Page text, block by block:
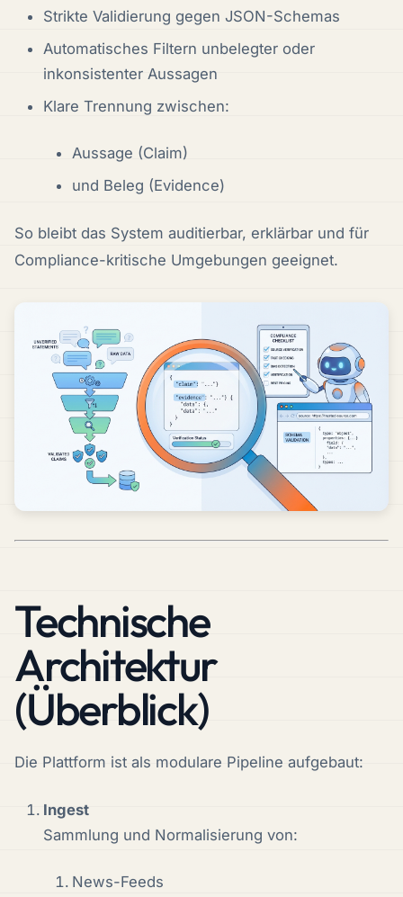
Strikte Validierung gegen JSON-Schemas
Automatisches Filtern unbelegter oder
inkonsistenter Aussagen
Klare Trennung zwischen:
Aussage (Claim)
und Beleg (Evidence)
So bleibt das System auditierbar, erklärbar und für
Compliance-kritische Umgebungen geeignet.
Technische
Architektur
(Überblick)
Die Plattform ist als modulare Pipeline aufgebaut:
Ingest
Sammlung und Normalisierung von:
News-Feeds